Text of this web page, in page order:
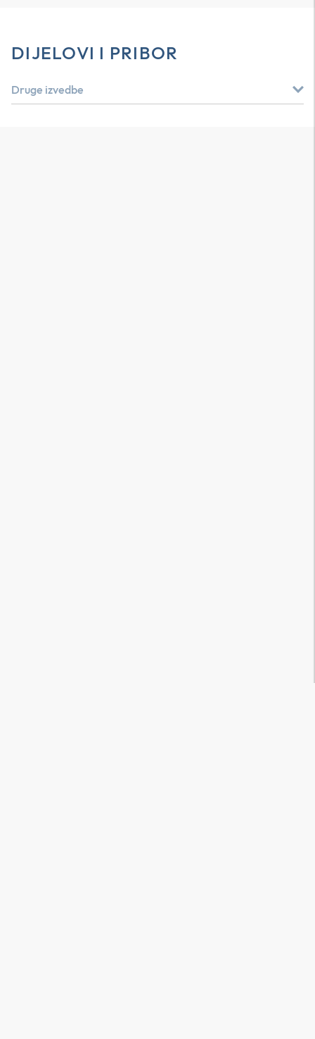
DIJELOVI I PRIBOR
Druge izvedbe